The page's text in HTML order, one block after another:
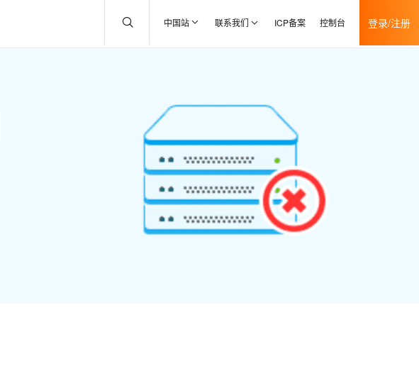
中国站 联系我们 ICP备案 控制台 登录/注册